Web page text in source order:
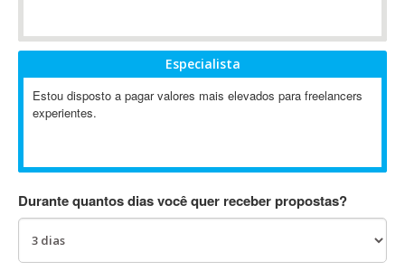
Ableton Live
Abstract
Abstract Window Toolkit (AWT)
AC Drives
ACARS
AccountMate
Especialista
Estou disposto a pagar valores mais elevados para freelancers
experientes.
Durante quantos dias você quer receber propostas?